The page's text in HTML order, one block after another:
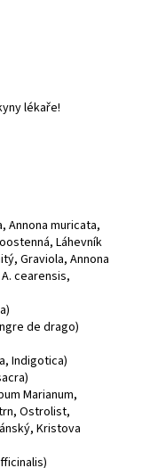
lékaře!
Annona muricata,
Láhevník
Graviola, Annona
cearensis,
de drago)
Indigotica)
Marianum,
Ostrolist,
Kristova